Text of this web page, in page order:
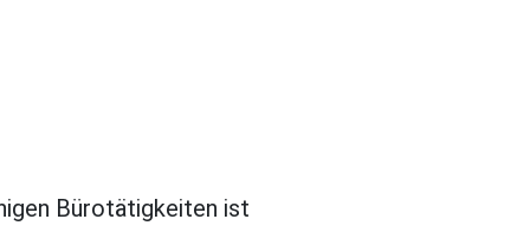
Bürotätigkeiten ist